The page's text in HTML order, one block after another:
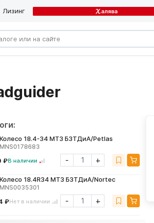
Лизинг
Колесо 18.4-34 МТЗ БЗТДиА/Petlas
MNS0178683
₽В наличии - +
Колесо 18.4R34 МТЗ БЗТДиА/Nortec
MNS0035301
₽Нет в наличии - +